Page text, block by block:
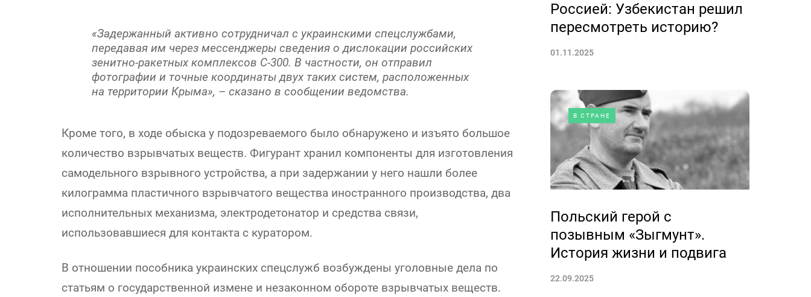
«Задержанный активно сотрудничал с украинскими спецслужбами,
передавая им через мессенджеры сведения о дислокации российских
зенитно-ракетных комплексов С-300. В частности, он отправил
фотографии и точные координаты двух таких систем, расположенных
на территории Крыма», – сказано в сообщении ведомства.
Кроме того, в ходе обыска у подозреваемого было обнаружено и изъято большое
количество взрывчатых веществ. Фигурант хранил компоненты для изготовления
самодельного взрывного устройства, а при задержании у него нашли более
килограмма пластичного взрывчатого вещества иностранного производства, два
исполнительных механизма, электродетонатор и средства связи,
использовавшиеся для контакта с куратором.
В отношении пособника украинских спецслужб возбуждены уголовные дела по
статьям о государственной измене и незаконном обороте взрывчатых веществ.
Россией: Узбекистан решил
пересмотреть историю?
01.11.2025
В СТРАНЕ
Польский герой с
позывным «Зыгмунт».
История жизни и подвига
22.09.2025